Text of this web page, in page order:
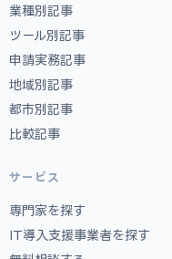
業種別記事
ツール別記事
申請実務記事
地域別記事
都市別記事
比較記事
サービス
専門家を探す
IT導入支援事業者を探す